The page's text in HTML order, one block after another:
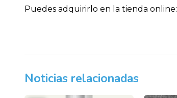
Puedes adquirirlo en la tienda online:
Noticias relacionadas